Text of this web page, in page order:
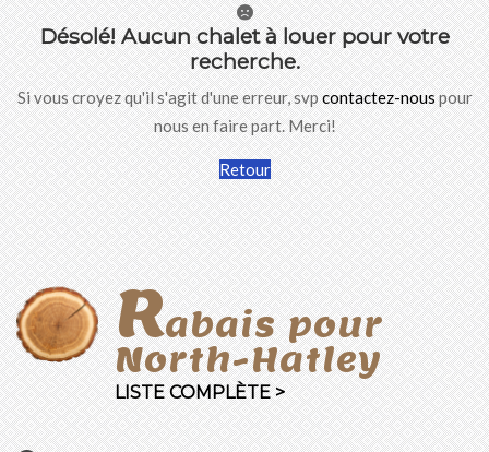
Désolé!Aucun chalet à louer pour votre
recherche.
Si vous croyez qu'il s'agit d'une erreur, svpcontactez-nouspour
nous en faire part. Merci!
Retour
Rabais pour
North-Hatley
LISTE COMPLÈTE >